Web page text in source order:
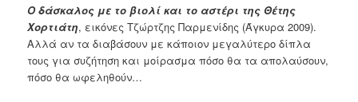
Ο δάσκαλος με το βιολί και το αστέρι της Θέτης
Χορτιάτη, εικόνες Τζώρτζης Παρμενίδης (Άγκυρα 2009).
Αλλά αν τα διαβάσουν με κάποιον μεγαλύτερο δίπλα
τους για συζήτηση και μοίρασμα πόσο θα τα απολαύσουν,
πόσο θα ωφεληθούν…